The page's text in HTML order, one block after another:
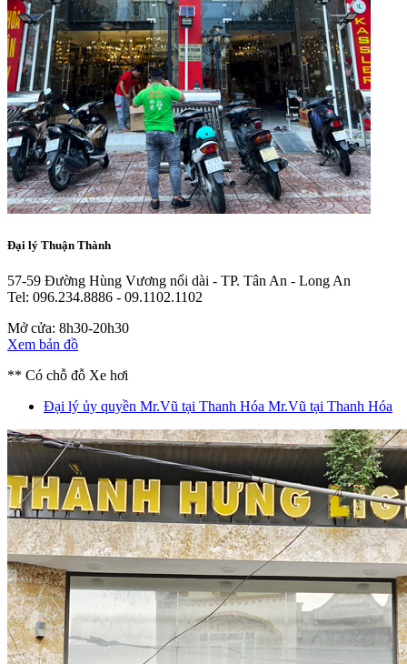
Đại lý Thuận Thành
57-59 Đường Hùng Vương nối dài - TP. Tân An - Long An
Tel: 096.234.8886 - 09.1102.1102
Mở cửa: 8h30-20h30
Xem bản đồ
** Có chỗ đỗ Xe hơi
Đại lý ủy quyền Mr.Vũ tại Thanh Hóa Mr.Vũ tại Thanh Hóa